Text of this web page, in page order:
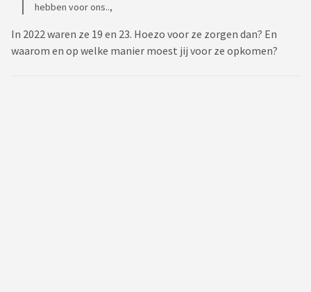
hebben voor ons..,
In 2022 waren ze 19 en 23. Hoezo voor ze zorgen dan? En
waarom en op welke manier moest jij voor ze opkomen?